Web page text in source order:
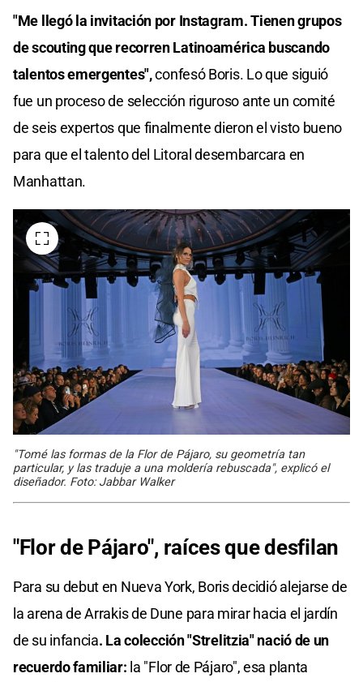
"Me llegó la invitación por Instagram. Tienen grupos
de scouting que recorren Latinoamérica buscando
talentos emergentes",confesó Boris. Lo que siguió
fue un proceso de selección riguroso ante un comité
de seis expertos que finalmente dieron el visto bueno
para que el talento del Litoral desembarcara en
Manhattan.
"Tomé las formas de la Flor de Pájaro, su geometría tan
particular, y las traduje a una moldería rebuscada", explicó el
diseñador. Foto: Jabbar Walker
"Flor de Pájaro", raíces que desfilan
Para su debut en Nueva York, Boris decidió alejarse de
la arena de Arrakis de Dune para mirar hacia el jardín
de su infancia. La colección "Strelitzia" nació de un
recuerdo familiar: la "Flor de Pájaro", esa planta